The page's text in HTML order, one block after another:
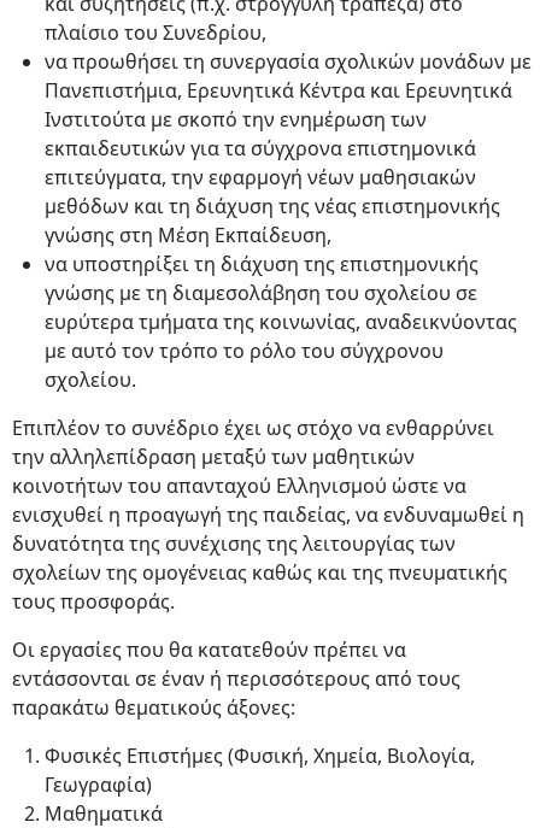
πλαίσιο του Συνεδρίου,
να προωθήσει τη συνεργασία σχολικών μονάδων με
Πανεπιστήμια, Ερευνητικά Κέντρα και Ερευνητικά
Ινστιτούτα με σκοπό την ενημέρωση των
εκπαιδευτικών για τα σύγχρονα επιστημονικά
επιτεύγματα, την εφαρμογή νέων μαθησιακών
μεθόδων και τη διάχυση της νέας επιστημονικής
γνώσης στη Μέση Εκπαίδευση,
να υποστηρίξει τη διάχυση της επιστημονικής
γνώσης με τη διαμεσολάβηση του σχολείου σε
ευρύτερα τμήματα της κοινωνίας, αναδεικνύοντας
με αυτό τον τρόπο το ρόλο του σύγχρονου
σχολείου.
Επιπλέον το συνέδριο έχει ως στόχο να ενθαρρύνει
την αλληλεπίδραση μεταξύ των μαθητικών
κοινοτήτων του απανταχού Ελληνισμού ώστε να
ενισχυθεί η προαγωγή της παιδείας, να ενδυναμωθεί η
δυνατότητα της συνέχισης της λειτουργίας των
σχολείων της ομογένειας καθώς και της πνευματικής
τους προσφοράς.
Οι εργασίες που θα κατατεθούν πρέπει να
εντάσσονται σε έναν ή περισσότερους από τους
παρακάτω θεματικούς άξονες:
Φυσικές Επιστήμες (Φυσική, Χημεία, Βιολογία,
Γεωγραφία)
Μαθηματικά